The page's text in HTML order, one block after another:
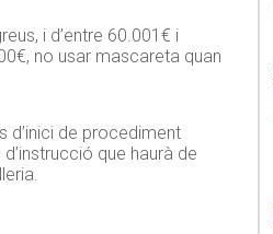
i d’entre 60.001€ i
no usar mascareta quan
d’inici de procediment
que haurà de